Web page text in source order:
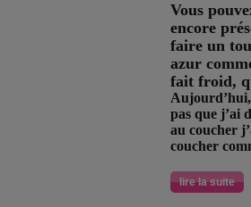
Vous
encore
faire un
azur
fait froid,
pas que j’ai
au coucher
coucher
lire la suite